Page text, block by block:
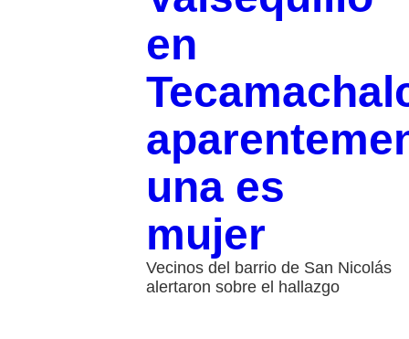
en
una es
mujer
Vecinos del barrio de San Nicolás
alertaron sobre el hallazgo